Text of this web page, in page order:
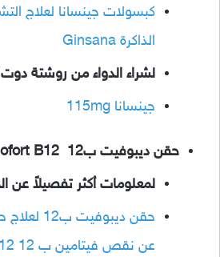
كبسولات جينسانا لعلاج
الذاكرة Ginsana
لشراء الدواء من روشتة
جينسانا 115mg
حقن ديبوفيت ب12 Depofort B12
لمعلومات أكثر تفصيلاً عن
حقن
عن نقص فيتامين ب 12 Depofort B12